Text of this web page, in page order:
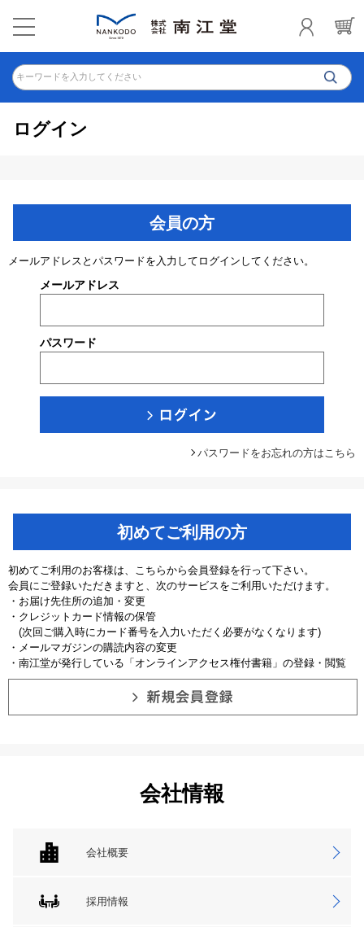
キーワードを入力してください
ログイン
会員の方
メールアドレスとパスワードを入力してログインしてください。
メールアドレス
パスワード
パスワードをお忘れの方はこちら
初めてご利用の方
初めてご利用のお客様は、こちらから会員登録を行って下さい。
会員にご登録いただきますと、次のサービスをご利用いただけます。
・お届け先住所の追加・変更
・クレジットカード情報の保管
(次回ご購入時にカード番号を入力いただく必要がなくなります)
・メールマガジンの購読内容の変更
・南江堂が発行している「オンラインアクセス権付書籍」の登録・閲覧
会社情報
会社概要
採用情報